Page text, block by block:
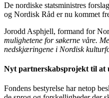
De nordiske statsministres
og Nordisk Råd er nu kommet
Jorodd Asphjell, formand for
mulighetene for søkerne våre.
nedskjæringene i Nordisk
Nyt partnerskabsprojekt til
Fondens bestyrelse har netop